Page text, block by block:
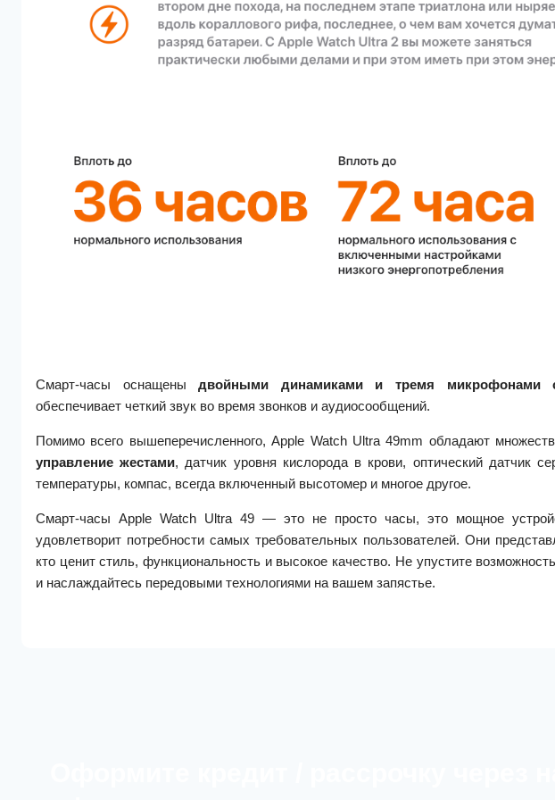
Смарт-часы оснащеныдвойными динамиками и тремя микрофонами
обеспечивает четкий звук во время звонков и аудиосообщений.
Помимо всего вышеперечисленного, Apple Watch Ultra 49mm обладают
управление жестами, датчик уровня кислорода в крови, оптический датчик
температуры, компас, всегда включенный высотомер и многое другое.
Смарт-часы Apple Watch Ultra 49 — это не просто часы, это мощное
удовлетворит потребности самых требовательных пользователей. Они
кто ценит стиль, функциональность и высокое качество. Не упустите
и наслаждайтесь передовыми технологиями на вашем запястье.